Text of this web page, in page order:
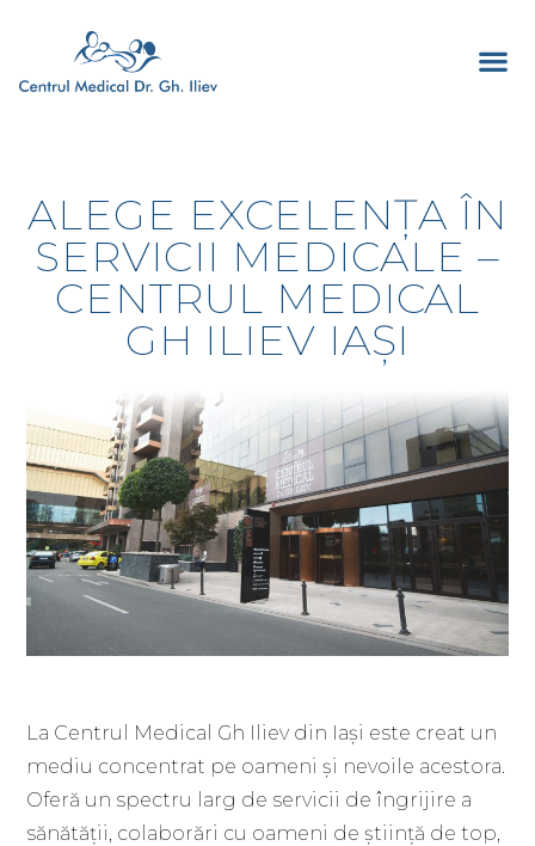
ALEGE EXCELENȚA ÎN
SERVICII MEDICALE –
CENTRUL MEDICAL
GH ILIEV IAȘI
La Centrul Medical Gh Iliev din Iași este creat un
mediu concentrat pe oameni și nevoile acestora.
Oferă un spectru larg de servicii de îngrijire a
sănătății, colaborări cu oameni de știință de top,